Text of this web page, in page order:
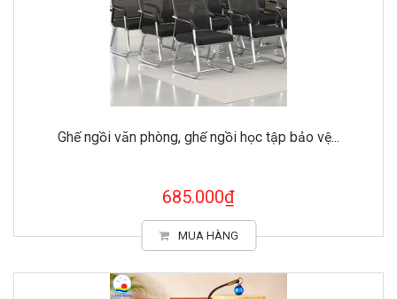
Ghế ngồi văn phòng, ghế ngồi học tập bảo vệ...
685.000₫
MUA HÀNG